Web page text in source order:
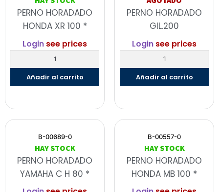
PERNO HORADADO
HONDA XR 100 *
Login see prices
Añadir al carrito
PERNO HORADADO
GIL.200
Login see prices
Añadir al carrito
B-00689-0
HAY STOCK
PERNO HORADADO
YAMAHA C H 80 *
B-00557-0
HAY STOCK
PERNO HORADADO
HONDA MB 100 *